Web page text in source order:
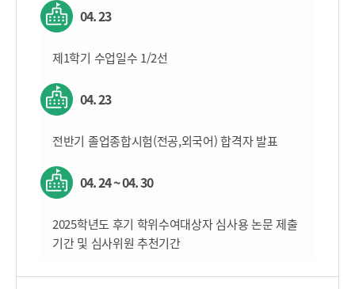
04. 23
제1학기 수업일수 1/2선
04. 23
전반기 졸업종합시험(전공,외국어) 합격자 발표
04. 24 ~ 04. 30
2025학년도 후기 학위수여대상자 심사용 논문 제출
기간 및 심사위원 추천기간